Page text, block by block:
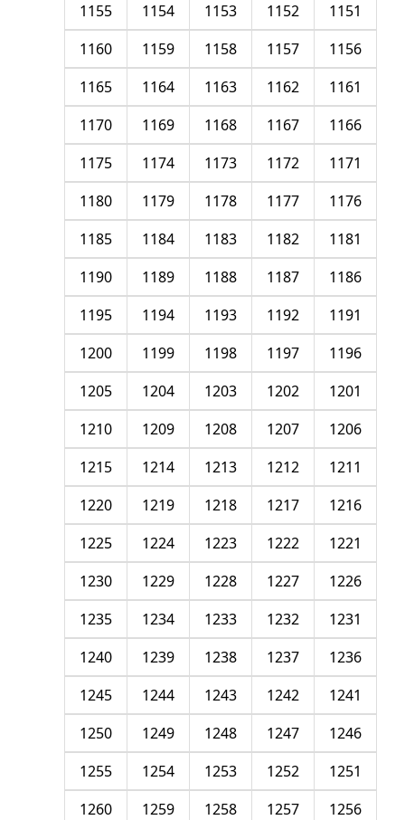
1151
1152
1153
1154
1155
1156
1157
1158
1159
1160
1161
1162
1163
1164
1165
1166
1167
1168
1169
1170
1171
1172
1173
1174
1175
1176
1177
1178
1179
1180
1181
1182
1183
1184
1185
1186
1187
1188
1189
1190
1191
1192
1193
1194
1195
1196
1197
1198
1199
1200
1201
1202
1203
1204
1205
1206
1207
1208
1209
1210
1211
1212
1213
1214
1215
1216
1217
1218
1219
1220
1221
1222
1223
1224
1225
1226
1227
1228
1229
1230
1231
1232
1233
1234
1235
1236
1237
1238
1239
1240
1241
1242
1243
1244
1245
1246
1247
1248
1249
1250
1251
1252
1253
1254
1255
1256
1257
1258
1259
1260